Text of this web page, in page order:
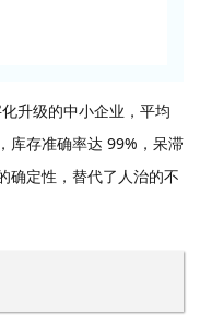
升级的中小企业，平均
库存准确率达 99%，呆滞
定性，替代了人治的不